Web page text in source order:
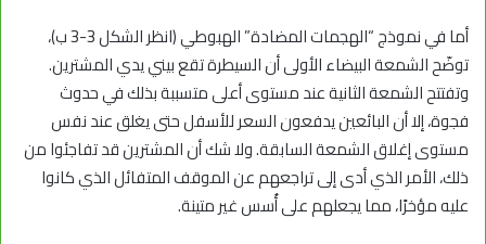
أما في نموذج “الهجمات المضادة” الهبوطي (انظر الشكل 3-3 ب)،
توضّح الشمعة البيضاء الأولى أن السيطرة تقع بيني يدي المشترين.
وتفتتح الشمعة الثانية عند مستوى أعلى متسببة بذلك في حدوث
فجوة، إلا أن البائعين يدفعون السعر للأسفل حتى يغلق عند نفس
مستوى إغلاق الشمعة السابقة. ولا شك أن المشترين قد تفاجئوا من
ذلك، الأمر الذي أدى إلى تراجعهم عن الموقف المتفائل الذي كانوا
عليه مؤخرًا، مما يجعلهم على أُسس غير متينة.